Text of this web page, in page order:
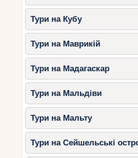
Тури на Кубу
Тури на Маврикій
Тури на Мадагаскар
Тури на Мальдіви
Тури на Мальту
Тури на Сейшельські